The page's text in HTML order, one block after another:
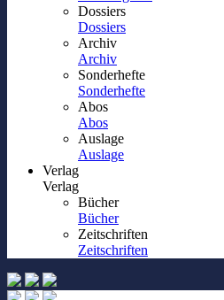
Dossiers
Dossiers
Archiv
Archiv
Sonderhefte
Sonderhefte
Abos
Abos
Auslage
Auslage
Verlag
Verlag
Bücher
Bücher
Zeitschriften
Zeitschriften